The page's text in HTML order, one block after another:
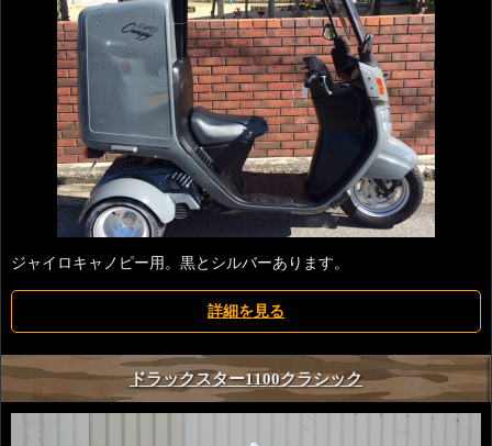
ジャイロキャノピー用。黒とシルバーあります。
詳細を見る
ドラックスター1100クラシック